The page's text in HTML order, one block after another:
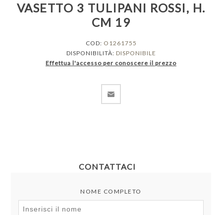
VASETTO 3 TULIPANI ROSSI, H.
CM 19
COD: O1261755
DISPONIBILITÀ: DISPONIBILE
Effettua l'accesso per conoscere il prezzo
CONTATTACI
NOME COMPLETO